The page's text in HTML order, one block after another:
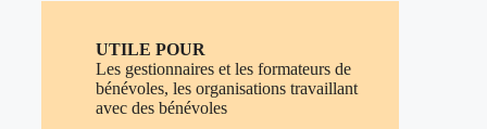
UTILE POUR
Les gestionnaires et les formateurs de
bénévoles, les organisations travaillant
avec des bénévoles